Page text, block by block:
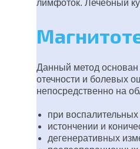
лимфоток. Лечебный
Данный метод основан
отечности и болевых
непосредственно на
при
истончении и
дегенеративных